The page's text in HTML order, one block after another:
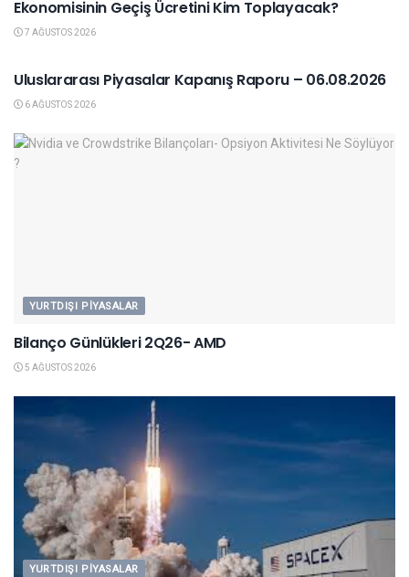
Ekonomisinin Geçiş Ücretini Kim Toplayacak?
7 AĞUSTOS 2026
Uluslararası Piyasalar Kapanış Raporu – 06.08.2026
6 AĞUSTOS 2026
YURTDIŞI PIYASALAR
Bilanço Günlükleri 2Q26- AMD
5 AĞUSTOS 2026
YURTDIŞI PIYASALAR